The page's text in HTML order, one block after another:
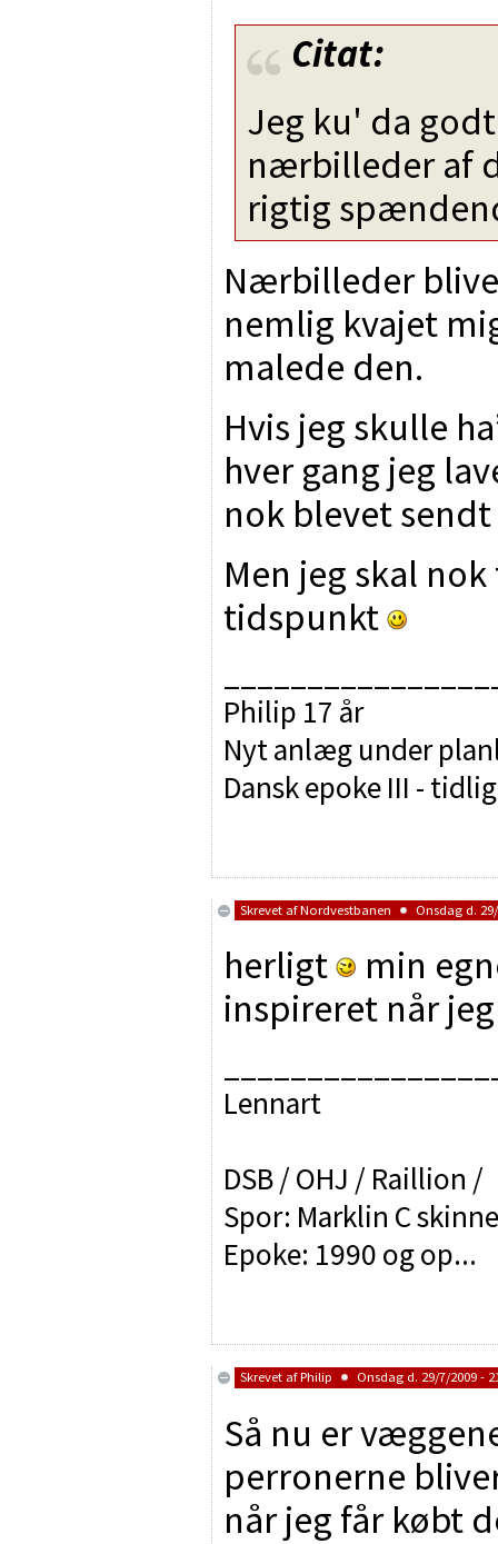
Citat:
Jeg ku' da
nærbilleder af
rigtig
Nærbilleder
nemlig kvajet
malede den.
Hvis jeg skulle
hver gang jeg
nok blevet
Men jeg skal
tidspunkt
Philip 17 år
Nyt anlæg under
Dansk epoke III -
Skrevet afNordvestbanen Onsdag d.
herligt
min
inspireret når
Lennart
DSB / OHJ / Raillion /
Spor: Marklin C
Epoke: 1990 og op...
Skrevet afPhilip Onsdag d. 29/7/2009 -
Så nu er
perronerne
når jeg får købt